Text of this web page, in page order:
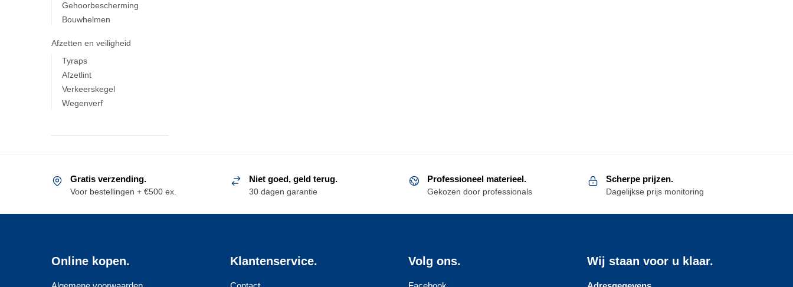
Gehoorbescherming
Bouwhelmen
Afzetten en veiligheid
Tyraps
Afzetlint
Verkeerskegel
Wegenverf
Gratis verzending.
Voor bestellingen + €500 ex.
Niet goed, geld terug.
30 dagen garantie
Professioneel materieel.
Gekozen door professionals
Scherpe prijzen.
Dagelijkse prijs monitoring
Online kopen. Klantenservice. Volg ons. Wij staan voor u klaar.